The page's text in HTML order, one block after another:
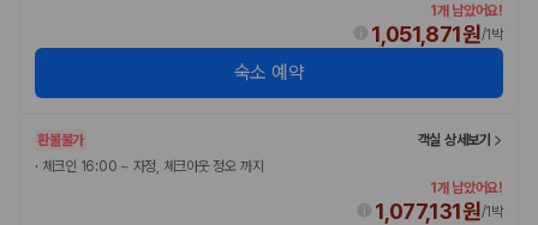
1개 남았어요!
1,051,871원/1박
숙소 예약
환불불가
객실 상세보기
· 체크인 16:00 ~ 자정, 체크아웃 정오 까지
1개 남았어요!
1,077,131원/1박